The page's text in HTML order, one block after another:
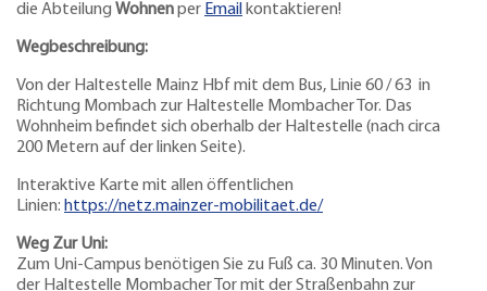
die AbteilungWohnenper Email kontaktieren!
Wegbeschreibung:
Von der Haltestelle Mainz Hbf mit dem Bus, Linie 60 / 63 in
Richtung Mombach zur Haltestelle Mombacher Tor. Das
Wohnheim befindet sich oberhalb der Haltestelle (nach circa
200 Metern auf der linken Seite).
Interaktive Karte mit allen öffentlichen
Linien: https://netz.mainzer-mobilitaet.de/
Weg Zur Uni:
Zum Uni-Campus benötigen Sie zu Fuß ca. 30 Minuten. Von
der Haltestelle Mombacher Tor mit der Straßenbahn zur